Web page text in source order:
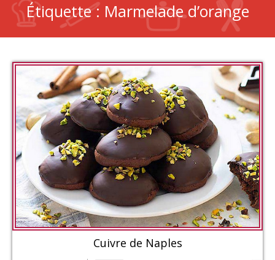
Étiquette : Marmelade d’orange
Cuivre de Naples